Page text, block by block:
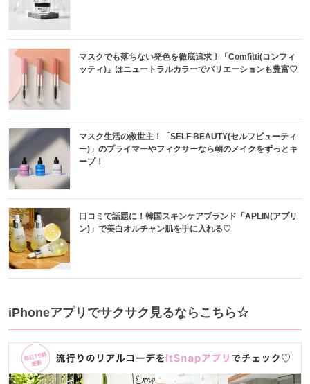
マスクでも落ちない発色を徹底追求！「Comfitti(コンフィ
ッティ)」はニュートラルカラーでバリエーションも豊富♡
マスク生活の救世主！「SELF BEAUTY(セルフビューティ
ー)」のプライマーやフィクサーなら朝のメイクをずっとキ
ープ！
口コミで話題に！韓国スキンケアブランド「APLIN(アプリ
ン)」で美白オルチャン肌を手に入れる♡
iPhoneアプリでサクサク見るならこちら☆